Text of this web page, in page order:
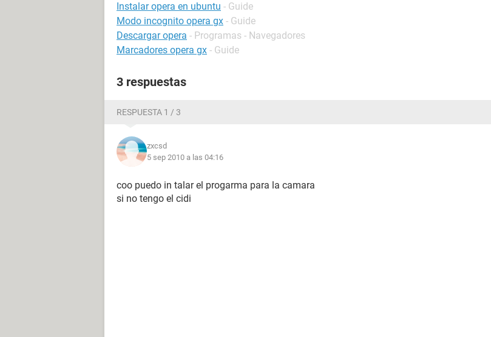
Instalar opera en ubuntu - Guide
Modo incognito opera gx - Guide
Descargar opera - Programas - Navegadores
Marcadores opera gx - Guide
3 respuestas
RESPUESTA 1 / 3
zxcsd
5 sep 2010 a las 04:16
coo puedo in talar el progarma para la camara
si no tengo el cidi